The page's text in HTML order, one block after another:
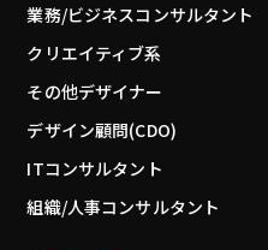
業務/ビジネスコンサルタント
クリエイティブ系
その他デザイナー
デザイン顧問(CDO)
ITコンサルタント
組織/人事コンサルタント